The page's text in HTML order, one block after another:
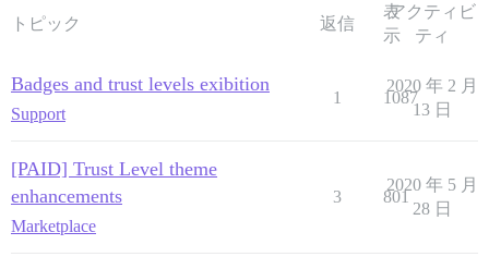
トピック 返信
表
示
アクティビ
ティ
Badges and trust levels exibition
Support
1 1087
2020 年 2 月
13 日
[PAID] Trust Level theme
enhancements
Marketplace
3 801
2020 年 5 月
28 日